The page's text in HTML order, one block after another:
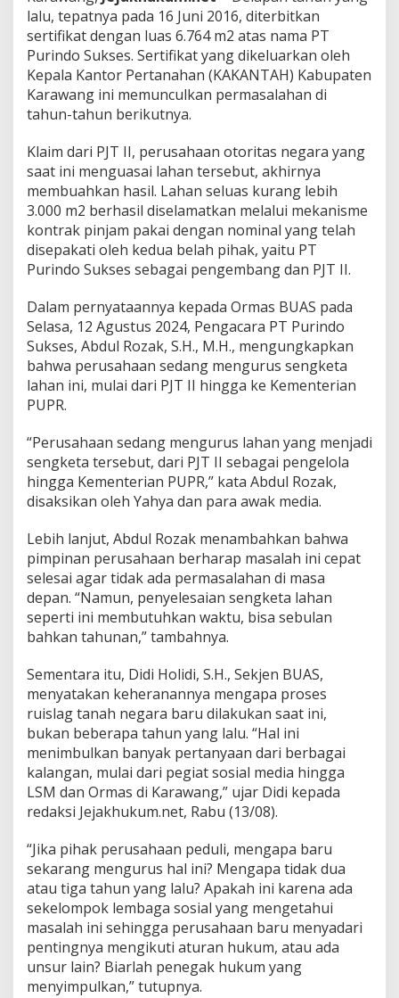
k
s
i
B
o
s
P
u
m
a
h
a
n
D
K
e
r
a
t
o
I
n
C
e
i
t
a
n
y
a
lalu, tepatnya pada 16 Juni 2016, diterbitkan
sertifikat dengan luas 6.764 m2 atas nama PT
Purindo Sukses. Sertifikat yang dikeluarkan oleh
Kepala Kantor Pertanahan (KAKANTAH) Kabupaten
Karawang ini memunculkan permasalahan di
tahun-tahun berikutnya.
Klaim dari PJT II, perusahaan otoritas negara yang
saat ini menguasai lahan tersebut, akhirnya
membuahkan hasil. Lahan seluas kurang lebih
3.000 m2 berhasil diselamatkan melalui mekanisme
kontrak pinjam pakai dengan nominal yang telah
disepakati oleh kedua belah pihak, yaitu PT
Purindo Sukses sebagai pengembang dan PJT II.
Dalam pernyataannya kepada Ormas BUAS pada
Selasa, 12 Agustus 2024, Pengacara PT Purindo
Sukses, Abdul Rozak, S.H., M.H., mengungkapkan
bahwa perusahaan sedang mengurus sengketa
lahan ini, mulai dari PJT II hingga ke Kementerian
PUPR.
“Perusahaan sedang mengurus lahan yang menjadi
sengketa tersebut, dari PJT II sebagai pengelola
hingga Kementerian PUPR,” kata Abdul Rozak,
disaksikan oleh Yahya dan para awak media.
Lebih lanjut, Abdul Rozak menambahkan bahwa
pimpinan perusahaan berharap masalah ini cepat
selesai agar tidak ada permasalahan di masa
depan. “Namun, penyelesaian sengketa lahan
seperti ini membutuhkan waktu, bisa sebulan
bahkan tahunan,” tambahnya.
Sementara itu, Didi Holidi, S.H., Sekjen BUAS,
menyatakan keheranannya mengapa proses
ruislag tanah negara baru dilakukan saat ini,
bukan beberapa tahun yang lalu. “Hal ini
menimbulkan banyak pertanyaan dari berbagai
kalangan, mulai dari pegiat sosial media hingga
LSM dan Ormas di Karawang,” ujar Didi kepada
redaksi Jejakhukum.net, Rabu (13/08).
“Jika pihak perusahaan peduli, mengapa baru
sekarang mengurus hal ini? Mengapa tidak dua
atau tiga tahun yang lalu? Apakah ini karena ada
sekelompok lembaga sosial yang mengetahui
masalah ini sehingga perusahaan baru menyadari
pentingnya mengikuti aturan hukum, atau ada
unsur lain? Biarlah penegak hukum yang
menyimpulkan,” tutupnya.